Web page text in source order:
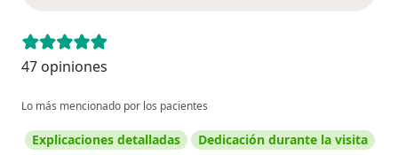
47 opiniones
Lo más mencionado por los pacientes
Explicaciones detalladas
Dedicación durante la visita